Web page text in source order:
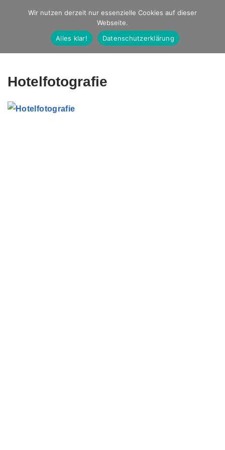
Studio Ernst
Fotografie
Hotelfotografie
Wir nutzen derzeit nur essenzielle Cookies auf dieser
Webseite.
Alles klar!
Datenschutzerklärung